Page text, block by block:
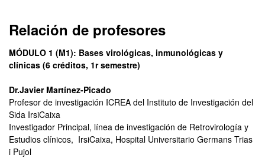
Relación de profesores
MÓDULO 1 (M1): Bases virológicas, inmunológicas y
clínicas (6 créditos, 1r semestre)
Dr.Javier Martínez-Picado
Profesor de investigación ICREA del Instituto de Investigación del
Sida IrsiCaixa
Investigador Principal, línea de investigación de Retrovirología y
Estudios clínicos, IrsiCaixa, Hospital Universitario Germans Trias
i Pujol